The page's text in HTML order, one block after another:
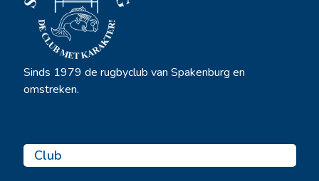
Sinds 1979 de rugbyclub van Spakenburg en
omstreken.
Club